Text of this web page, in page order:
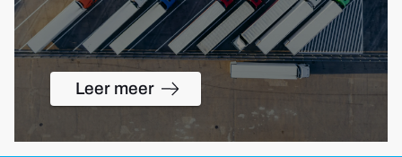
Leer meer